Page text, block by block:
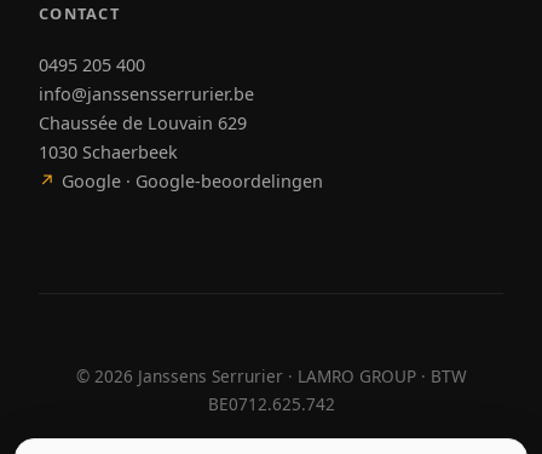
CONTACT
0495 205 400
info@janssensserrurier.be
Chaussée de Louvain 629
1030 Schaerbeek
↗ Google · Google-beoordelingen
© 2026 Janssens Serrurier · LAMRO GROUP · BTW
BE0712.625.742